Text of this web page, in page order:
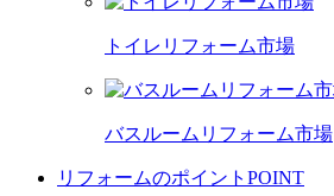
トイレリフォーム市場
バスルームリフォーム市場
リフォームのポイント POINT